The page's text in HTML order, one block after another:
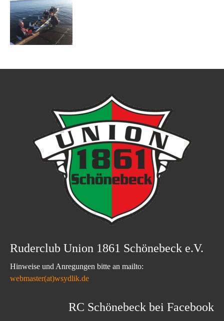
Ruderclub Union 1861 Schönebeck e.V.
Hinweise und Anregungen bitte an mailto:
webmaster(at)wsydlik.de
RC Schönebeck bei Facebook